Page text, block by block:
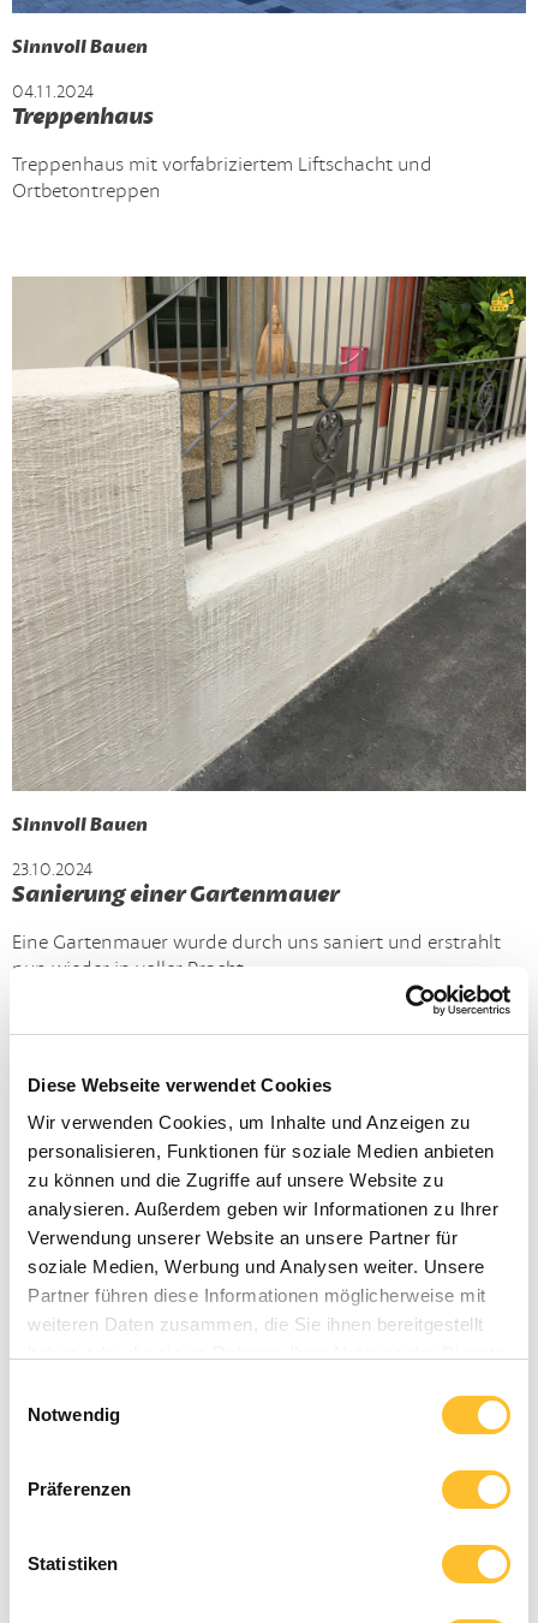
Diese Webseite verwendet Cookies
Wir verwenden Cookies, um Inhalte und Anzeigen zu
personalisieren, Funktionen für soziale Medien anbieten
zu können und die Zugriffe auf unsere Website zu
analysieren. Außerdem geben wir Informationen zu Ihrer
Verwendung unserer Website an unsere Partner für
soziale Medien, Werbung und Analysen weiter. Unsere
Partner führen diese Informationen möglicherweise mit
weiteren Daten zusammen, die Sie ihnen bereitgestellt
Notwendig
Präferenzen
Statistiken
Sinnvoll Bauen
04.11.2024
Treppenhaus
Treppenhaus mit vorfabriziertem Liftschacht und
Ortbetontreppen
Sinnvoll Bauen
23.10.2024
Sanierung einer Gartenmauer
Eine Gartenmauer wurde durch uns saniert und erstrahlt
nun wieder in voller Pracht.